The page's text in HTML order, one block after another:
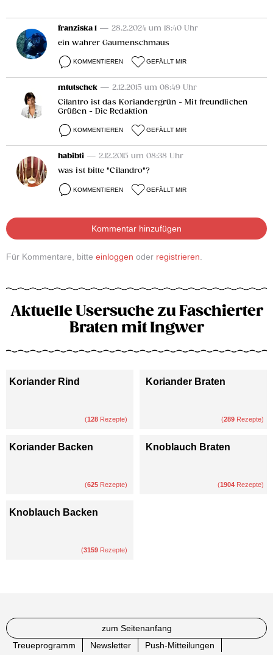
franziska 1 — 28.2.2024 um 18:40 Uhr
ein wahrer Gaumenschmaus
KOMMENTIEREN GEFÄLLT MIR
mtutschek — 2.12.2015 um 08:49 Uhr
Cilantro ist das Koriandergrün - Mit freundlichen
Grüßen - Die Redaktion
KOMMENTIEREN GEFÄLLT MIR
habibti — 2.12.2015 um 08:38 Uhr
was ist bitte "Cilandro"?
KOMMENTIEREN GEFÄLLT MIR
Kommentar hinzufügen
Für Kommentare, bitte einloggen oder registrieren
Aktuelle Usersuche zu Faschierter
Braten mit Ingwer
Koriander Rind
(128 Rezepte)
Koriander Braten
(289 Rezepte)
Koriander Backen
(625 Rezepte)
Knoblauch Braten
(1904 Rezepte)
Knoblauch Backen
(3159 Rezepte)
zum Seitenanfang
Treueprogramm
Newsletter
Push-Mitteilungen